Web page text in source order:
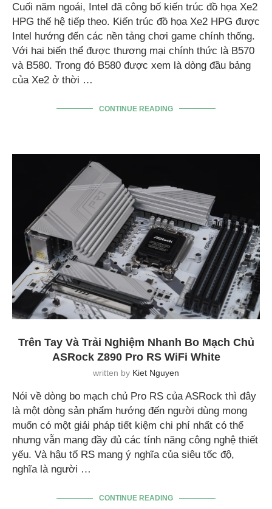
Cuối năm ngoái, Intel đã công bố kiến trúc đồ họa Xe2
HPG thế hệ tiếp theo. Kiến trúc đồ họa Xe2 HPG được
Intel hướng đến các nền tảng chơi game chính thống.
Với hai biến thể được thương mại chính thức là B570
và B580. Trong đó B580 được xem là dòng đầu bảng
của Xe2 ở thời …
CONTINUE READING
Trên Tay Và Trải Nghiệm Nhanh Bo Mạch Chủ
ASRock Z890 Pro RS WiFi White
written by Kiet Nguyen
Nói về dòng bo mạch chủ Pro RS của ASRock thì đây
là một dòng sản phẩm hướng đến người dùng mong
muốn có một giải pháp tiết kiệm chi phí nhất có thể
nhưng vẫn mang đầy đủ các tính năng công nghệ thiết
yếu. Và hậu tố RS mang ý nghĩa của siêu tốc độ,
nghĩa là người …
CONTINUE READING